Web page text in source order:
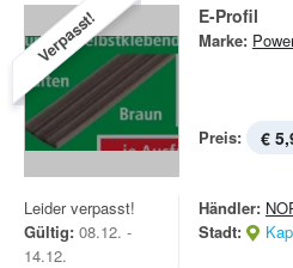
Verpasst! E-Profil
Marke:
Preis: €
Leider verpasst!
Gültig: 08.12. -
14.12.
Händler:
Stadt: